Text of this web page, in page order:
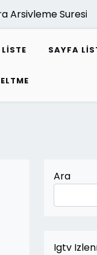
Suresi Kac
LISTE SAYFA
Ara
Igtv